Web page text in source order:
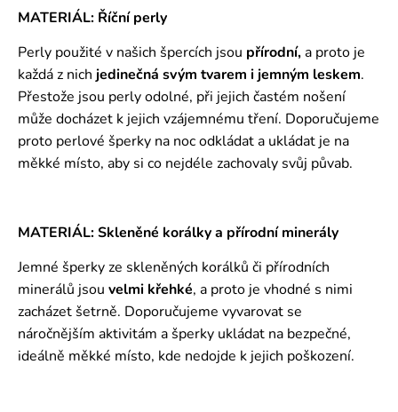
MATERIÁL: Říční perly
Perly použité v našich špercích jsou přírodní,a proto je
každá z nich jedinečná svým tvarem i jemným leskem.
Přestože jsou perly odolné, při jejich častém nošení
může docházet k jejich vzájemnému tření. Doporučujeme
proto perlové šperky na noc odkládat a ukládat je na
měkké místo, aby si co nejdéle zachovaly svůj půvab.
MATERIÁL: Skleněné korálky a přírodní minerály
Jemné šperky ze skleněných korálků či přírodních
minerálů jsou velmi křehké, a proto je vhodné s nimi
zacházet šetrně. Doporučujeme vyvarovat se
náročnějším aktivitám a šperky ukládat na bezpečné,
ideálně měkké místo, kde nedojde k jejich poškození.